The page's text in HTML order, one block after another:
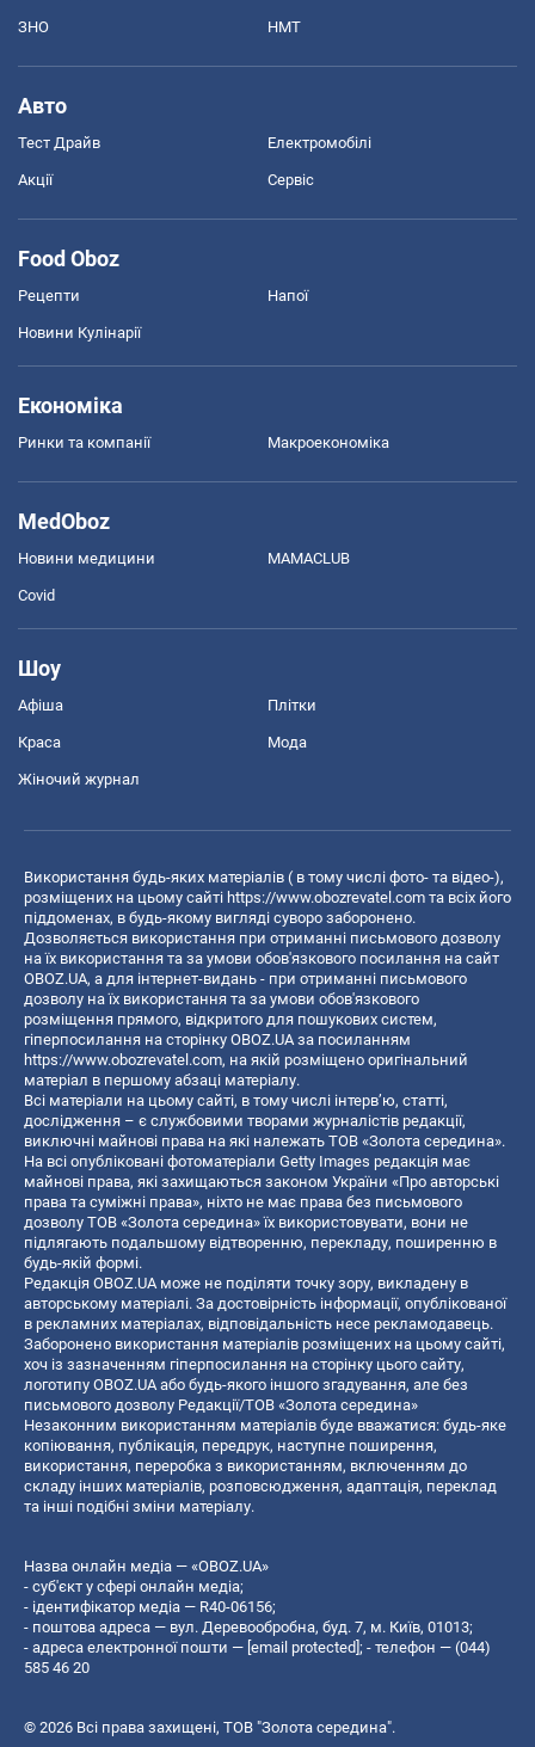
ЗНО НМТ
Авто
Тест Драйв Електромобілі
Акції Сервіс
Food Oboz
Рецепти Напої
Новини Кулінарії
Економіка
Ринки та компанії Макроекономіка
MedOboz
Новини медицини MAMACLUB
Covid
Шоу
Афіша Плітки
Краса Мода
Жіночий журнал
Використання будь-яких матеріалів ( в тому числі фото- та відео-),
розміщених на цьому сайті https://www.obozrevatel.com та всіх його
піддоменах, в будь-якому вигляді суворо заборонено.
Дозволяється використання при отриманні письмового дозволу
на їх використання та за умови обов'язкового посилання на сайт
OBOZ.UA, а для інтернет-видань - при отриманні письмового
дозволу на їх використання та за умови обов'язкового
розміщення прямого, відкритого для пошукових систем,
гіперпосилання на сторінку OBOZ.UA за посиланням
https://www.obozrevatel.com, на якій розміщено оригінальний
матеріал в першому абзаці матеріалу.
Всі матеріали на цьому сайті, в тому числі інтерв’ю, статті,
дослідження – є службовими творами журналістів редакції,
виключні майнові права на які належать ТОВ «Золота середина».
На всі опубліковані фотоматеріали Getty Images редакція має
майнові права, які захищаються законом України «Про авторські
права та суміжні права», ніхто не має права без письмового
дозволу ТОВ «Золота середина» їх використовувати, вони не
підлягають подальшому відтворенню, перекладу, поширенню в
будь-якій формі.
Редакція OBOZ.UA може не поділяти точку зору, викладену в
авторському матеріалі. За достовірність інформації, опублікованої
в рекламних матеріалах, відповідальність несе рекламодавець.
Заборонено використання матеріалів розміщених на цьому сайті,
хоч із зазначенням гіперпосилання на сторінку цього сайту,
логотипу OBOZ.UA або будь-якого іншого згадування, але без
письмового дозволу Редакції/ТОВ «Золота середина»
Незаконним використанням матеріалів буде вважатися: будь-яке
копiювання, публiкацiя, передрук, наступне поширення,
використання, переробка з використанням, включенням до
складу інших матеріалів, розповсюдження, адаптація, переклад
та інші подібні зміни матеріалу.
Назва онлайн медіа — «OBOZ.UA»
- суб'єкт у сфері онлайн медіа;
- ідентифікатор медіа — R40-06156;
- поштова адреса — вул. Деревообробна, буд. 7, м. Київ, 01013;
- адреса електронної пошти — [email protected]; - телефон — (044)
585 46 20
© 2026 Всі права захищені, ТОВ "Золота середина".